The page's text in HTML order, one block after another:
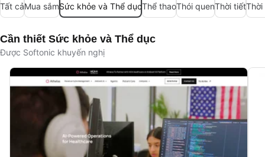
Tất cảMua sắmSức khỏe và Thể dụcThể thaoThói quenThời tiếtThời
Cần thiết Sức khỏe và Thể dục
Được Softonic khuyến nghị